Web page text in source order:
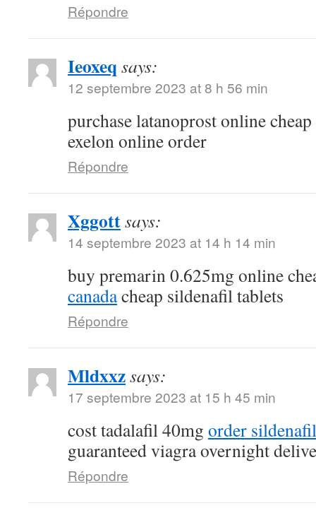
Répondre
Ieoxeq says:
12 septembre 2023 at 8 h 56 min
purchase latanoprost online cheap
exelon online order
Répondre
Xggottsays:
14 septembre 2023 at 14 h 14 min
buy premarin 0.625mg online
canadacheap sildenafil tablets
Répondre
Mldxxzsays:
17 septembre 2023 at 15 h 45 min
cost tadalafil 40mg order
guaranteed viagra overnight
Répondre